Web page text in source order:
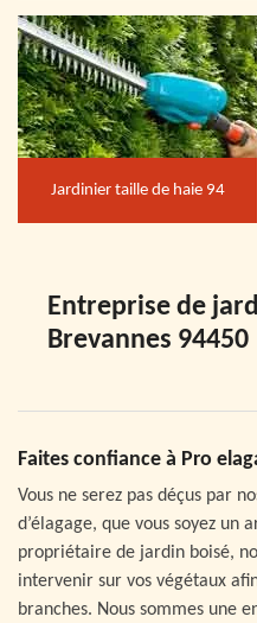
Jardinier taille de haie 94
Entreprise de
Brevannes 94450
Faites confiance à Pro
Vous ne serez pas déçus par
d’élagage, que vous soyez un
propriétaire de jardin boisé,
intervenir sur vos végétaux
branches. Nous sommes une